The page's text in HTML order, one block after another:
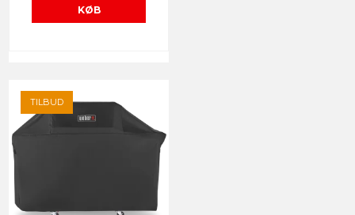
KØB
TILBUD